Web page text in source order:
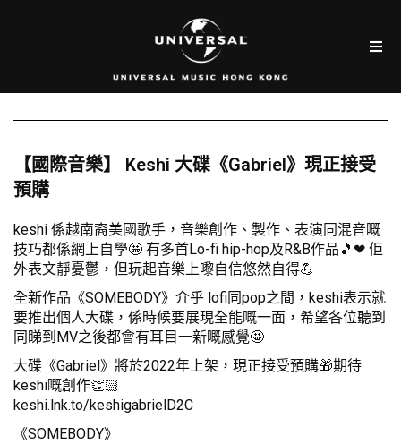
【國際音樂】 Keshi 大碟《Gabriel》現正接受
預購
keshi 係越南裔美國歌手，音樂創作、製作、表演同混音嘅
技巧都係網上自學🤩 有多首Lo-fi hip-hop及R&B作品🎵❤ 佢️
外表文靜憂鬱，但玩起音樂上嚟自信悠然自得💪
全新作品《SOMEBODY》介乎 lofi同pop之間，keshi表示就
要推出個人大碟，係時候要展現全能嘅一面，希望各位聽到
同睇到MV之後都會有耳目一新嘅感覺🤩
大碟《Gabriel》將於2022年上架，現正接受預購🎁期待
keshi嘅創作👏🏻
keshi.lnk.to/keshigabrielD2C
《SOMEBODY》